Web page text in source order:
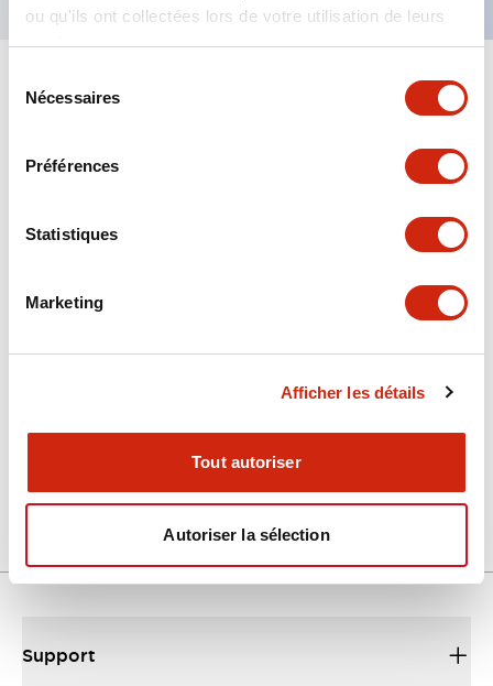
ou qu'ils ont collectées lors de votre utilisation de leurs
services.
Nécessaires
Préférences
Statistiques
Marketing
Afficher les détails
Tout autoriser
Autoriser la sélection
Spécifications Tout développer +
Catalogues Et Brochures Fichiers CAO Approbations Et
.PDF900.72KB
Support